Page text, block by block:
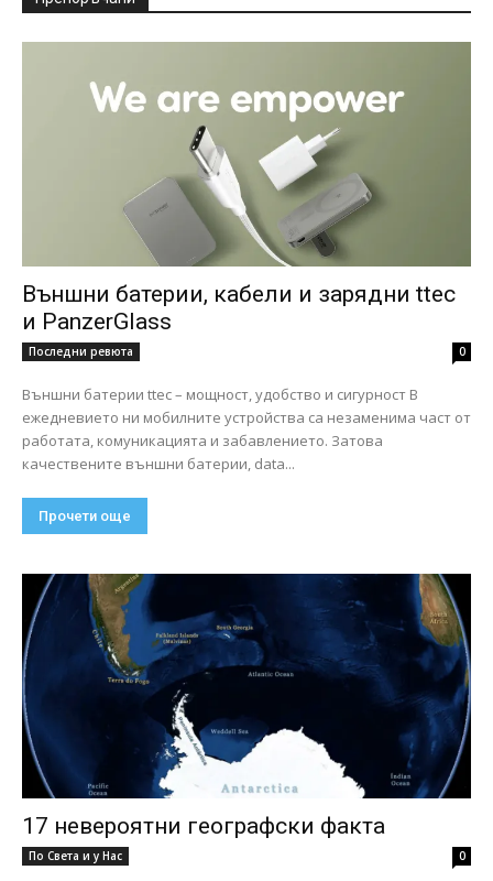
Външни батерии, кабели и зарядни ttec
и PanzerGlass
Последни ревюта 0
Външни батерии ttec – мощност, удобство и сигурност В
ежедневието ни мобилните устройства са незаменима част от
работата, комуникацията и забавлението. Затова
качествените външни батерии, data...
Прочети още
17 невероятни географски факта
По Света и у Нас 0